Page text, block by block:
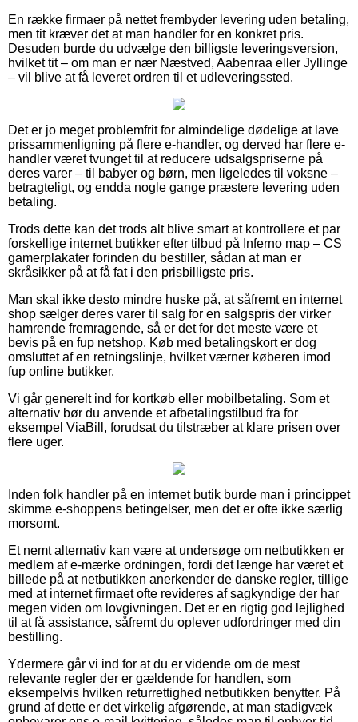
En række firmaer på nettet frembyder levering uden betaling,
men tit kræver det at man handler for en konkret pris.
Desuden burde du udvælge den billigste leveringsversion,
hvilket tit – om man er nær Næstved, Aabenraa eller Jyllinge
– vil blive at få leveret ordren til et udleveringssted.
Det er jo meget problemfrit for almindelige dødelige at lave
prissammenligning på flere e-handler, og derved har flere e-
handler været tvunget til at reducere udsalgspriserne på
deres varer – til babyer og børn, men ligeledes til voksne –
betragteligt, og endda nogle gange præstere levering uden
betaling.
Trods dette kan det trods alt blive smart at kontrollere et par
forskellige internet butikker efter tilbud på Inferno map – CS
gamerplakater forinden du bestiller, sådan at man er
skråsikker på at få fat i den prisbilligste pris.
Man skal ikke desto mindre huske på, at såfremt en internet
shop sælger deres varer til salg for en salgspris der virker
hamrende fremragende, så er det for det meste være et
bevis på en fup netshop. Køb med betalingskort er dog
omsluttet af en retningslinje, hvilket værner køberen imod
fup online butikker.
Vi går generelt ind for kortkøb eller mobilbetaling. Som et
alternativ bør du anvende et afbetalingstilbud fra for
eksempel ViaBill, forudsat du tilstræber at klare prisen over
flere uger.
Inden folk handler på en internet butik burde man i princippet
skimme e-shoppens betingelser, men det er ofte ikke særlig
morsomt.
Et nemt alternativ kan være at undersøge om netbutikken er
medlem af e-mærke ordningen, fordi det længe har været et
billede på at netbutikken anerkender de danske regler, tillige
med at internet firmaet ofte revideres af sagkyndige der har
megen viden om lovgivningen. Det er en rigtig god lejlighed
til at få assistance, såfremt du oplever udfordringer med din
bestilling.
Ydermere går vi ind for at du er vidende om de mest
relevante regler der er gældende for handlen, som
eksempelvis hvilken returrettighed netbutikken benytter. På
grund af dette er det virkelig afgørende, at man stadigvæk